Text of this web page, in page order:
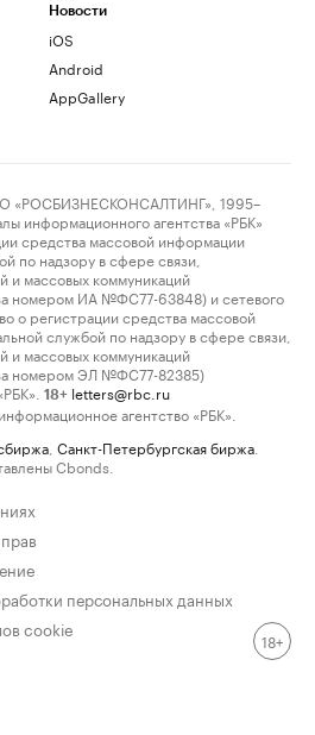
Новости
iOS
Android
AppGallery
1995–
информационного агентства «РБК»
средства массовой информации
по надзору в сфере связи,
и массовых коммуникаций
номером ИА №ФС77-63848) и сетевого
о регистрации средства массовой
службой по надзору в сфере связи,
и массовых коммуникаций
номером ЭЛ №ФС77-82385)
18+ letters@rbc.ru
агентство «РБК».
Санкт-Петербургская биржа
Cbonds.
персональных данных
cookie
18+